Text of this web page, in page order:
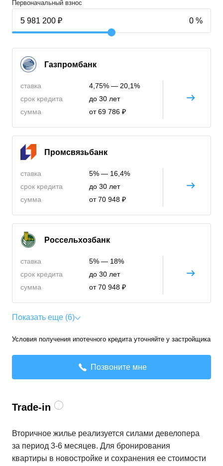
Первоначальный взнос
Газпромбанк
ставка
срок кредита
сумма
4,75% — 20,1%
до 30 лет
от 69 786 ₽
Промсвязьбанк
ставка
срок кредита
сумма
5% — 16,4%
до 30 лет
от 70 948 ₽
Россельхозбанк
ставка
срок кредита
сумма
5% — 18%
до 30 лет
от 70 948 ₽
Показать еще (6)
Условия получения ипотечного кредита уточняйте у застройщика
Позвоните мне
Trade-in
Вторичное жилье реализуется силами девелопера
за период 3-6 месяцев. Для бронирования
квартиры в новостройке и сохранения ее стоимости